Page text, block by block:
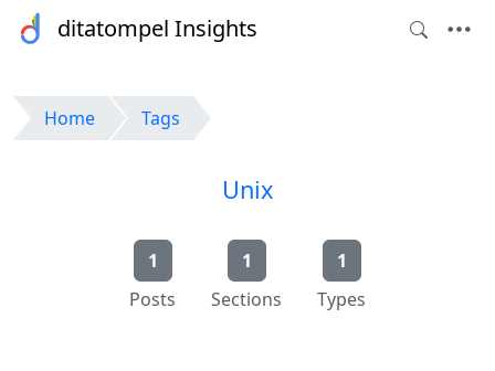
ditatompel Insights
Home Tags
Unix
1
Posts
1
Sections
1
Types